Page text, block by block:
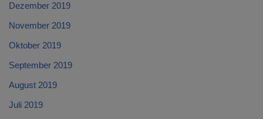
Dezember 2019
November 2019
Oktober 2019
September 2019
August 2019
Juli 2019